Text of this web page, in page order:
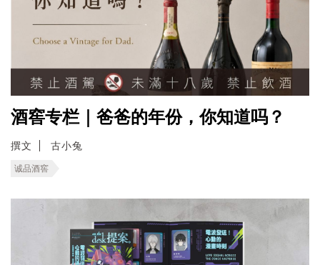
酒窖专栏｜爸爸的年份，你知道吗？
撰文 古小兔
诚品酒窖